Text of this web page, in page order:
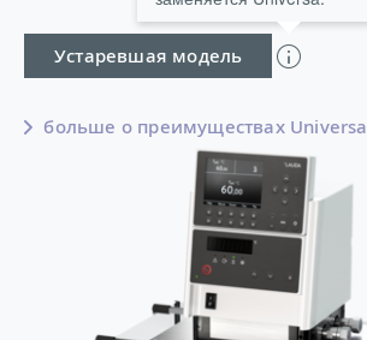
Устаревшая модель
больше о преимуществах Universa